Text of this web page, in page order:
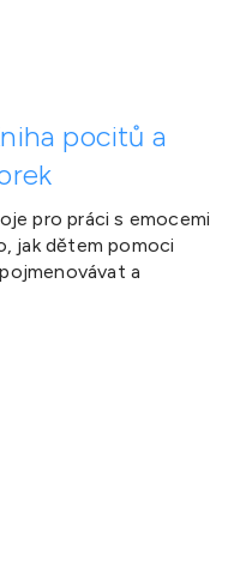
pocitů a
pro práci s emocemi
jak dětem pomoci
a